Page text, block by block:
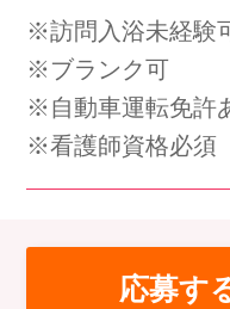
お知らせ 採
※訪問入浴未経験
※ブランク可
※自動車運転免許
※看護師資格必須
応募す